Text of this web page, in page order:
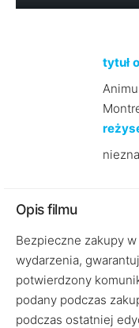
tytuł
Opis filmu
Bezpieczne zakupy
wydarzenia,
potwierdzony
podany podczas
podczas ostatniej